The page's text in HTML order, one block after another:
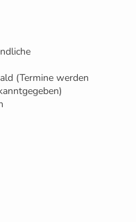
(Termine werden